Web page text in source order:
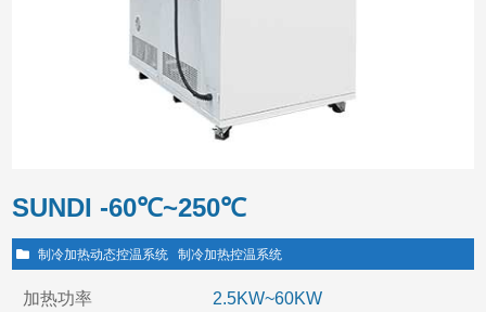
SUNDI -60℃~250℃
制冷加热动态控温系统 制冷加热控温系统
加热功率 2.5KW~60KW